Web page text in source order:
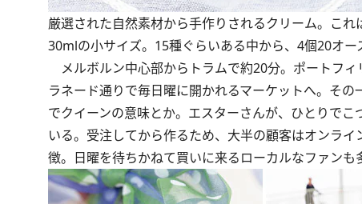
厳選された自然素材から手作りされるクリーム。これ
30mlの小サイズ。15種ぐらいある中から、4個20オー
メルボルン中心部からトラムで約20分。ポートフ
ラネード通りで毎日曜に開かれるマーケットへ。そ
でクイーンの意味とか。エスターさんが、ひとりで
いる。受注してから作るため、大半の顧客はオンラ
徴。日曜を待ちかねて買いに来るローカルなファンも